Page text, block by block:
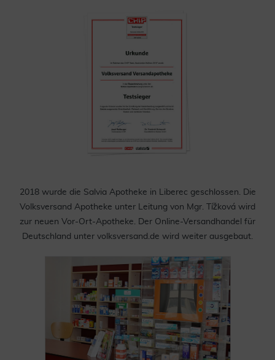
2018 wurde die Salvia Apotheke in Liberec geschlossen. Die
Volksversand Apotheke unter Leitung von Mgr. Tížková wird
zur neuen Vor-Ort-Apotheke. Der Online-Versandhandel für
Deutschland unter volksversand.de wird weiter ausgebaut.